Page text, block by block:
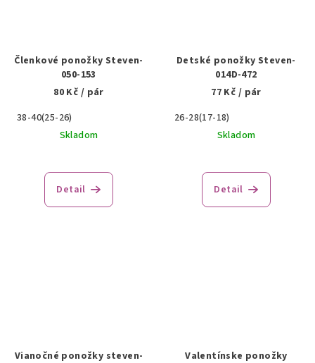
Členkové ponožky Steven-
050-153
80 Kč / pár
38-40(25-26)
Skladom
Detail
Detské ponožky Steven-
014D-472
77 Kč / pár
26-28(17-18)
Skladom
Detail
Vianočné ponožky steven-
Valentínske ponožky